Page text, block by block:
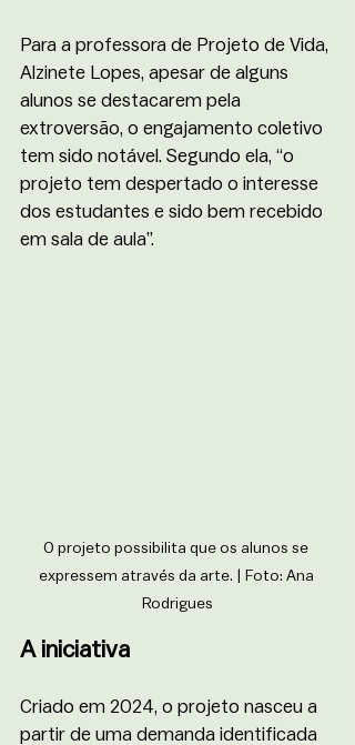
Para a professora de Projeto de Vida,
Alzinete Lopes, apesar de alguns
alunos se destacarem pela
extroversão, o engajamento coletivo
tem sido notável. Segundo ela, “o
projeto tem despertado o interesse
dos estudantes e sido bem recebido
em sala de aula”.
O projeto possibilita que os alunos se
expressem através da arte. | Foto: Ana
Rodrigues
A iniciativa
Criado em 2024, o projeto nasceu a
partir de uma demanda identificada